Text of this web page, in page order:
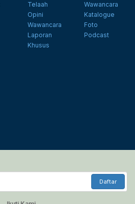
Telaah
Opini
Wawancara
Laporan
Khusus
Wawancara
Katalogue
Foto
Podcast
Daftar